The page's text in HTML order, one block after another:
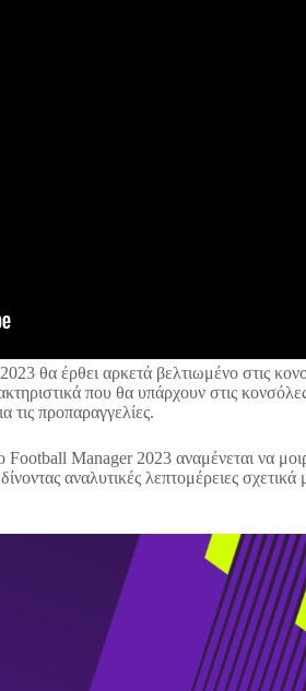
θα έρθει αρκετά βελτιωμένο στις
που θα υπάρχουν στις
τις προπαραγγελίες.
Football Manager 2023 αναμένεται να
αναλυτικές λεπτομέρειες σχετικά